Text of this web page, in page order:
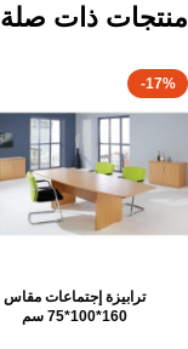
منتجات ذات صلة
-17%
ترابيزة إجتماعات مقاس
160*100*75 سم